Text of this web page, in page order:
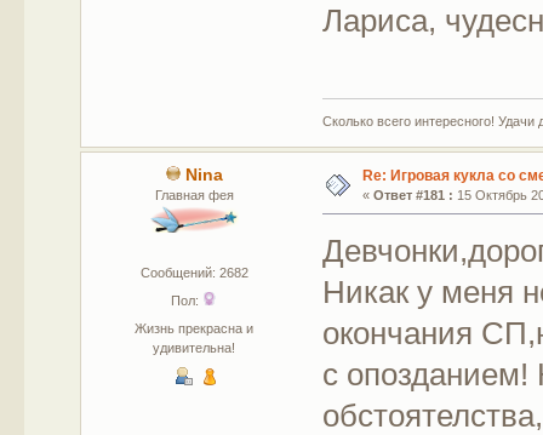
Лариса,
Сколько всего интересного! Удачи
Nina
Главная фея
Сообщений: 2682
Пол:
Жизнь прекрасна и
удивительна!
Re: Игровая кукла со
« Ответ #181 : 15 Октябрь
Никак у меня
окончания
с опозданием!